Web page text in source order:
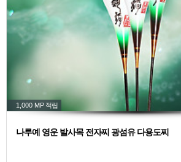
1,000 MP 적립
나루예 영운 발사목 전자찌 광섬유 다용도찌